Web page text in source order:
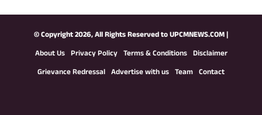
© Copyright 2026, All Rights Reserved toUPCMNEWS.COM|
About Us Privacy Policy Terms & Conditions Disclaimer
Grievance Redressal Advertise with us Team Contact